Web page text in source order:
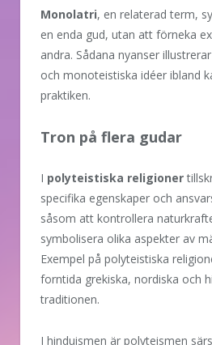
Monolatri, en relaterad term,
en enda gud, utan att förneka
andra. Sådana nyanser
och monoteistiska idéer ibland
praktiken.
Tron på flera gudar
I polyteistiska religioner
specifika egenskaper och
såsom att kontrollera
symbolisera olika aspekter av
Exempel på polyteistiska
forntida grekiska, nordiska och
traditionen.
I hinduismen är polyteismen